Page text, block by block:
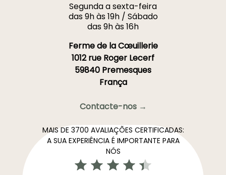
Segunda a sexta-feira
das 9h às 19h / Sábado
das 9h às 16h
Ferme de la Cœuillerie
1012 rue Roger Lecerf
59840 Premesques
França
Contacte-nos →
MAIS DE 3700 AVALIAÇÕES CERTIFICADAS:
A SUA EXPERIÊNCIA É IMPORTANTE PARA
NÓS